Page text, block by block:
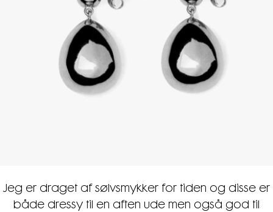
Jeg er draget af sølvsmykker for tiden og disse er
både dressy til en aften ude men også god til